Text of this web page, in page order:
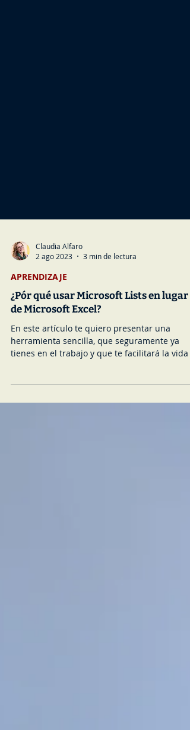
Claudia Alfaro
2 ago 2023
3 min de lectura
APRENDIZAJE
¿Pór qué usar Microsoft Lists en lugar
de Microsoft Excel?
En este artículo te quiero presentar una
tienes en el trabajo y que te facilitará la vida